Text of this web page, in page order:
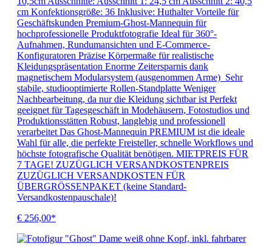
cm Konfektionsgröße: 36 Inklusive: Huthalter Vorteile für
Geschäftskunden Premium-Ghost-Mannequin für
hochprofessionelle Produktfotografie Ideal für 360°-
Aufnahmen, Rundumansichten und E-Commerce-
Konfiguratoren Präzise Körpermaße für realistische
Kleidungspräsentation Enorme Zeitersparnis dank
magnetischem Modularsystem (ausgenommen Arme) Sehr
stabile, studiooptimierte Rollen-Standplatte Weniger
Nachbearbeitung, da nur die Kleidung sichtbar ist Perfekt
geeignet für Tagesgeschäft in Modehäusern, Fotostudios und
Produktionsstätten Robust, langlebig und professionell
verarbeitet Das Ghost-Mannequin PREMIUM ist die ideale
Wahl für alle, die perfekte Freisteller, schnelle Workflows und
höchste fotografische Qualität benötigen. MIETPREIS FÜR
7 TAGE! ZUZÜGLICH VERSANDKOSTENPREIS
ZUZÜGLICH VERSANDKOSTEN FÜR
ÜBERGRÖSSENPAKET (keine Standard-
Versandkostenpauschale)!
€ 256,00*